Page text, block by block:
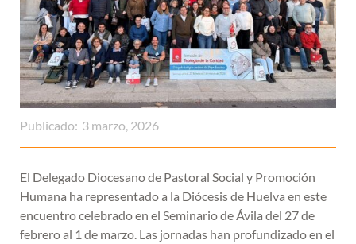
Publicado: 3 marzo, 2026
El Delegado Diocesano de Pastoral Social y Promoción
Humana ha representado a la Diócesis de Huelva en este
encuentro celebrado en el Seminario de Ávila del 27 de
febrero al 1 de marzo. Las jornadas han profundizado en el